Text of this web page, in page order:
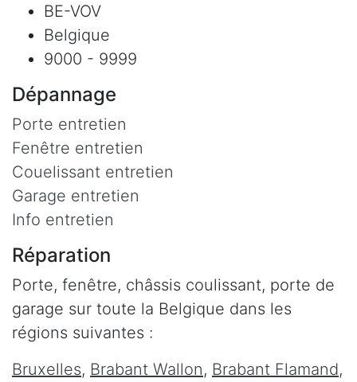
BE-VOV
Belgique
9000 - 9999
Dépannage
Porte entretien
Fenêtre entretien
Couelissant entretien
Garage entretien
Info entretien
Réparation
Porte, fenêtre, châssis coulissant, porte de
garage sur toute la Belgique dans les
régions suivantes :
Bruxelles, Brabant Wallon, Brabant Flamand,